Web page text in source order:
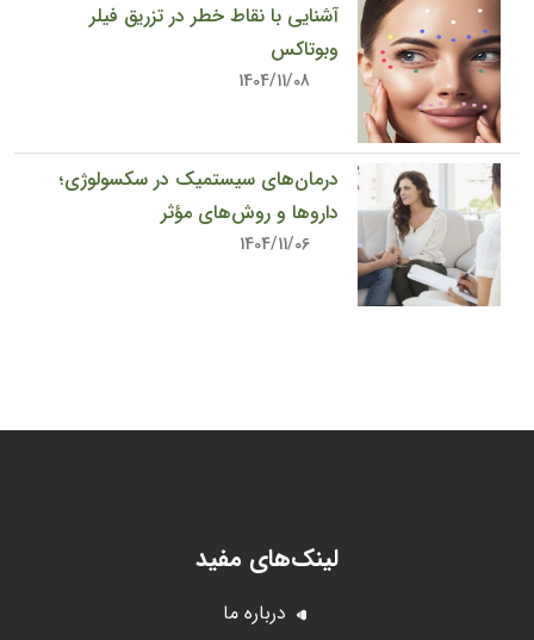
آشنایی با نقاط خطر در تزریق فیلر
وبوتاکس
درمان‌های سیستمیک در سکسولوژی؛
داروها و روش‌های مؤثر
لینک‌های مفید
درباره ما